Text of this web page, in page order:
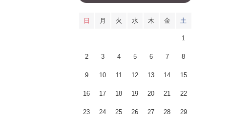
日 月 火 水 木 金 土
1
2 3 4 5 6 7 8
9 10 11 12 13 14 15
16 17 18 19 20 21 22
23 24 25 26 27 28 29